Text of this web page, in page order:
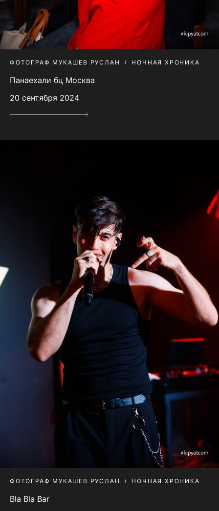
ФОТОГРАФ МУКАШЕВ РУСЛАН НОЧНАЯ ХРОНИКА
Панаехали бц Москва
20 сентября 2024
ФОТОГРАФ МУКАШЕВ РУСЛАН НОЧНАЯ ХРОНИКА
Bla Bla Bar